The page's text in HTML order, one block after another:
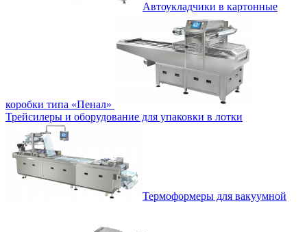
Автоукладчики в картонные
коробки типа «Пенал»
Трейсилеры и оборудование для упаковки в лотки
Термоформеры для вакуумной